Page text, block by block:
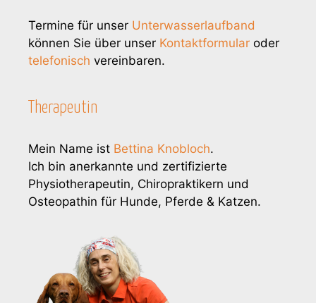
Termine für unser Unterwasserlaufband
können Sie über unser Kontaktformular oder
telefonisch vereinbaren.
Therapeutin
Mein Name ist Bettina Knobloch.
Ich bin anerkannte und zertifizierte
Physiotherapeutin, Chiropraktikern und
Osteopathin für Hunde, Pferde & Katzen.